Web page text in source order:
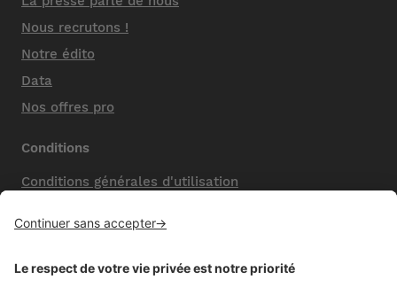
Nous recrutons !
Notre édito
Data
Nos offres pro
Conditions
Conditions générales d'utilisation
Nos honoraires de vente
Politique de confidentialité